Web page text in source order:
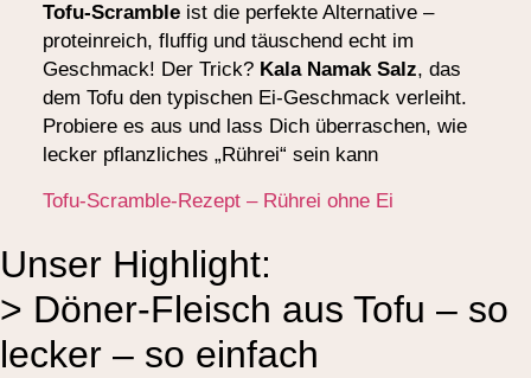
Tofu-Scrambleist die perfekte Alternative –
proteinreich, fluffig und täuschend echt im
Geschmack! Der Trick? Kala Namak Salz, das
dem Tofu den typischen Ei-Geschmack verleiht.
Probiere es aus und lass Dich überraschen, wie
lecker pflanzliches „Rührei“ sein kann
Tofu-Scramble-Rezept – Rührei ohne Ei
Unser Highlight:
> Döner-Fleisch aus Tofu – so
lecker – so einfach